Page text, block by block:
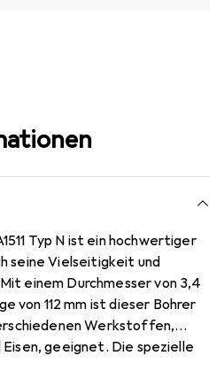
Typ N ist ein hochwertiger
seine Vielseitigkeit und
einem Durchmesser von 3,4
von 112 mm ist dieser Bohrer
Werkstoffen,
Eisen, geeignet. Die spezielle